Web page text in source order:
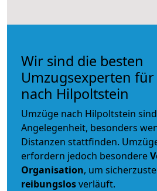
Wir sind die besten
Umzugsexperten
nach Hilpoltstein
Umzüge nach Hilpoltstein
Angelegenheit, besonders
Distanzen stattfinden.
erfordern jedoch besondere
Organisation, um
reibungslosverläuft.